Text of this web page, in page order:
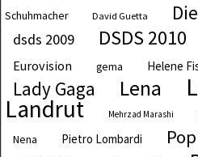
Schuhmacher
David Guetta
dsds 2009 DSDS 2010
Eurovision gema Helene
Lady Gaga Lena
Landrut Mehrzad Marashi
Nena Pietro Lombardi Pop